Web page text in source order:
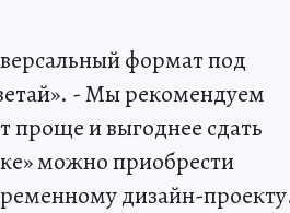
формат под
- Мы рекомендуем
проще и выгоднее сдать
можно приобрести
дизайн-